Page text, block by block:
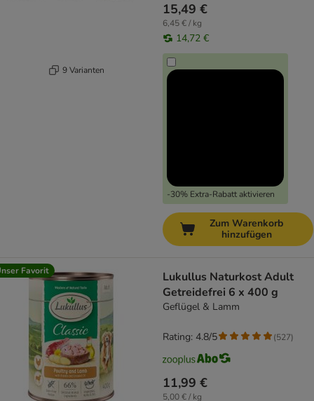
9 Varianten
15,49 €
6,45 € / kg
14,72 €
-30% Extra-Rabatt aktivieren
Zum Warenkorb
hinzufügen
Favorit
Lukullus Naturkost Adult
Getreidefrei 6 x 400 g
Geflügel & Lamm
11,99 €
5,00 € / kg
Rating: 4.8/5 (527)